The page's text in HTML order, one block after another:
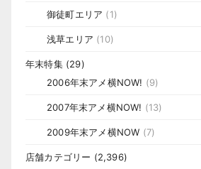
御徒町エリア (1)
浅草エリア (10)
年末特集(29)
2006年末アメ横NOW! (9)
2007年末アメ横NOW! (13)
2009年末アメ横NOW (7)
店舗カテゴリー (2,396)